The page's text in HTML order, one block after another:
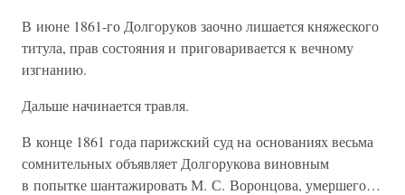
В июне 1861-го Долгоруков заочно лишается княжеского
титула, прав состояния и приговаривается к вечному
изгнанию.
Дальше начинается травля.
В конце 1861 года парижский суд на основаниях весьма
сомнительных объявляет Долгорукова виновным
в попытке шантажировать М. С. Воронцова, умершего…